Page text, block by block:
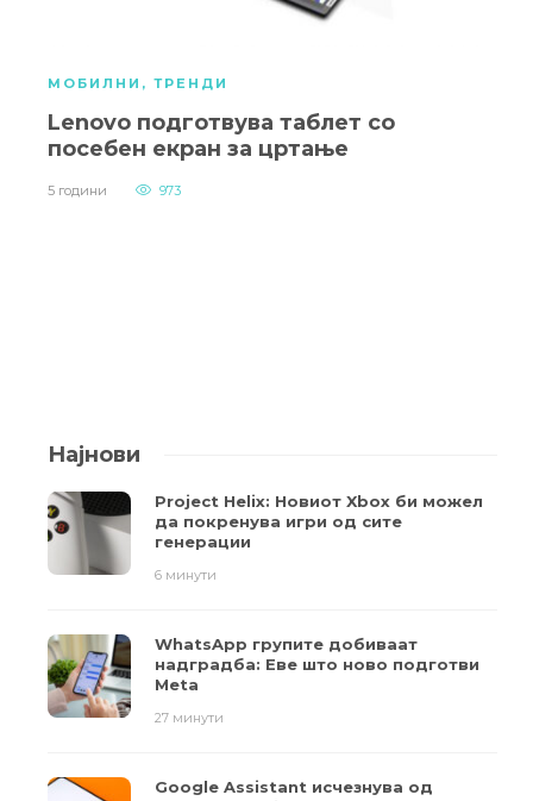
МОБИЛНИ , ТРЕНДИ
Lenovo подготвува таблет со
посебен екран за цртање
5 години 973
Најнови
Project Helix: Новиот Xbox би можел
да покренува игри од сите
генерации
6 минути
WhatsApp групите добиваат
надградба: Еве што ново подготви
Meta
27 минути
Google Assistant исчезнува од